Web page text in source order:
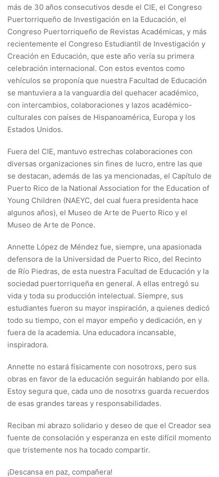
más de 30 años consecutivos desde el CIE, el Congreso
Puertorriqueño de Investigación en la Educación, el
Congreso Puertorriqueño de Revistas Académicas, y más
recientemente el Congreso Estudiantil de Investigación y
Creación en Educación, que este año vería su primera
celebración internacional. Con estos eventos como
vehículos se proponía que nuestra Facultad de Educación
se mantuviera a la vanguardia del quehacer académico,
con intercambios, colaboraciones y lazos académico-
culturales con países de Hispanoamérica, Europa y los
Estados Unidos.
Fuera del CIE, mantuvo estrechas colaboraciones con
diversas organizaciones sin fines de lucro, entre las que
se destacan, además de las ya mencionadas, el Capítulo de
Puerto Rico de la National Association for the Education of
Young Children (NAEYC, del cual fuera presidenta hace
algunos años), el Museo de Arte de Puerto Rico y el
Museo de Arte de Ponce.
Annette López de Méndez fue, siempre, una apasionada
defensora de la Universidad de Puerto Rico, del Recinto
de Río Piedras, de esta nuestra Facultad de Educación y la
sociedad puertorriqueña en general. A ellas entregó su
vida y toda su producción intelectual. Siempre, sus
estudiantes fueron su mayor inspiración, a quienes dedicó
todo su tiempo, con el mayor empeño y dedicación, en y
fuera de la academia. Una educadora incansable,
inspiradora.
Annette no estará físicamente con nosotroxs, pero sus
obras en favor de la educación seguirán hablando por ella.
Estoy segura que, cada uno de nosotrxs guarda recuerdos
de esas grandes tareas y responsabilidades.
Reciban mi abrazo solidario y deseo de que el Creador sea
fuente de consolación y esperanza en este difícil momento
que tristemente nos ha tocado compartir.
¡Descansa en paz, compañera!